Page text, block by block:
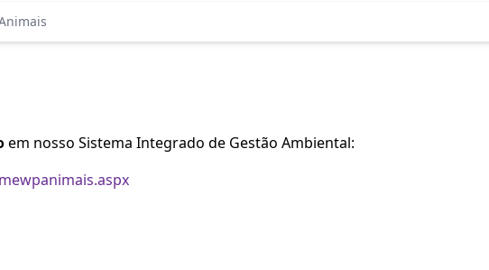
em nosso Sistema Integrado de Gestão Ambiental: